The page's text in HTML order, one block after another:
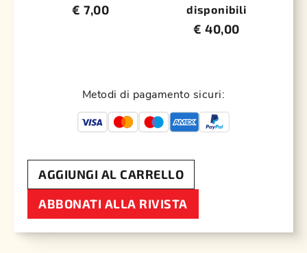
€ 7,00
disponibili
€ 40,00
Metodi di pagamento sicuri:
AGGIUNGI AL CARRELLO
ABBONATI ALLA RIVISTA